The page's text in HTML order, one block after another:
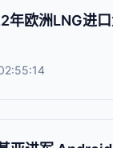
年欧洲LNG进